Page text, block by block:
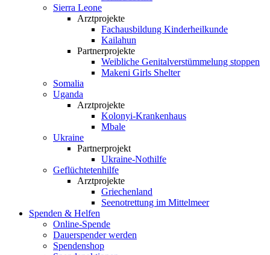
Sierra Leone
Arztprojekte
Fachausbildung Kinderheilkunde
Kailahun
Partnerprojekte
Weibliche Genital­verstümmelung stoppen
Makeni Girls Shelter
Somalia
Uganda
Arztprojekte
Kolonyi-Krankenhaus
Mbale
Ukraine
Partnerprojekt
Ukraine-Nothilfe
Geflüchtetenhilfe
Arztprojekte
Griechenland
Seenotrettung im Mittelmeer
Spenden & Helfen
Online-Spende
Dauerspender werden
Spendenshop